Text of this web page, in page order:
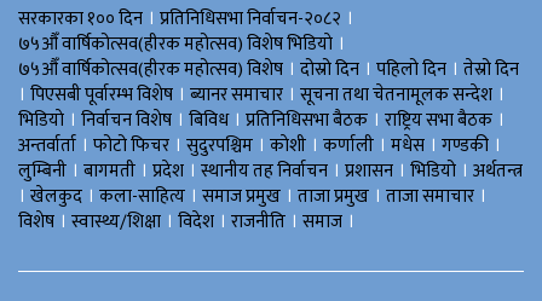
सरकारका १०० दिन । प्रतिनिधिसभा निर्वाचन-२०८२ ।
७५औँ वार्षिकोत्सव(हीरक महोत्सव) विशेष भिडियाे ।
७५औँ वार्षिकोत्सव(हीरक महोत्सव) विशेष । दोस्रो दिन । पहिलो दिन । तेस्रो दिन
। पिएसबी पूर्वारम्भ विशेष । ब्यानर समाचार । सूचना तथा चेतनामूलक सन्देश ।
भिडियाे । निर्वाचन विशेष । बिविध। प्रतिनिधिसभा बैठक । राष्ट्रिय सभा बैठक ।
अन्तर्वार्ता । फोटो फिचर । सुदुरपश्चिम । काेशी । कर्णाली । मधेस । गण्डकी ।
लुम्बिनी । बागमती । प्रदेश । स्थानीय तह निर्वाचन । प्रशासन । भिडियो । अर्थतन्त्र
। खेलकुद । कला-साहित्य । समाज प्रमुख । ताजा प्रमुख । ताजा समाचार ।
विशेष । स्वास्थ्य/शिक्षा । विदेश । राजनीति । समाज ।